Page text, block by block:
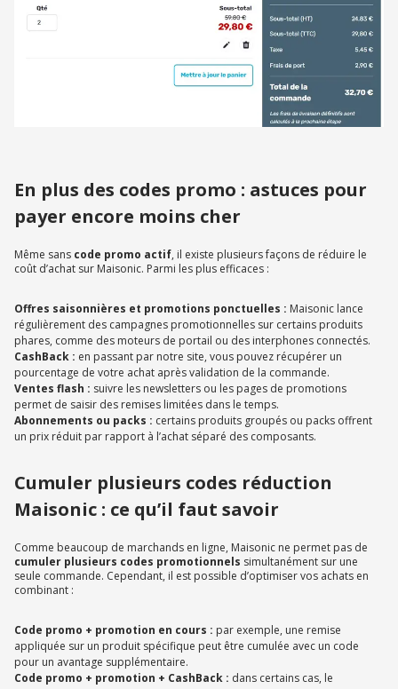
En plus des codes promo : astuces pour
payer encore moins cher
Même sans code promo actif, il existe plusieurs façons de réduire le
coût d’achat sur Maisonic. Parmi les plus efficaces :
Offres saisonnières et promotions ponctuelles : Maisonic lance
régulièrement des campagnes promotionnelles sur certains produits
phares, comme des moteurs de portail ou des interphones connectés.
CashBack : en passant par notre site, vous pouvez récupérer un
pourcentage de votre achat après validation de la commande.
Ventes flash : suivre les newsletters ou les pages de promotions
permet de saisir des remises limitées dans le temps.
Abonnements ou packs : certains produits groupés ou packs offrent
un prix réduit par rapport à l’achat séparé des composants.
Cumuler plusieurs codes réduction
Maisonic : ce qu’il faut savoir
Comme beaucoup de marchands en ligne, Maisonic ne permet pas de
cumuler plusieurs codes promotionnels simultanément sur une
seule commande. Cependant, il est possible d’optimiser vos achats en
combinant :
Code promo + promotion en cours : par exemple, une remise
appliquée sur un produit spécifique peut être cumulée avec un code
pour un avantage supplémentaire.
Code promo + promotion + CashBack : dans certains cas, le